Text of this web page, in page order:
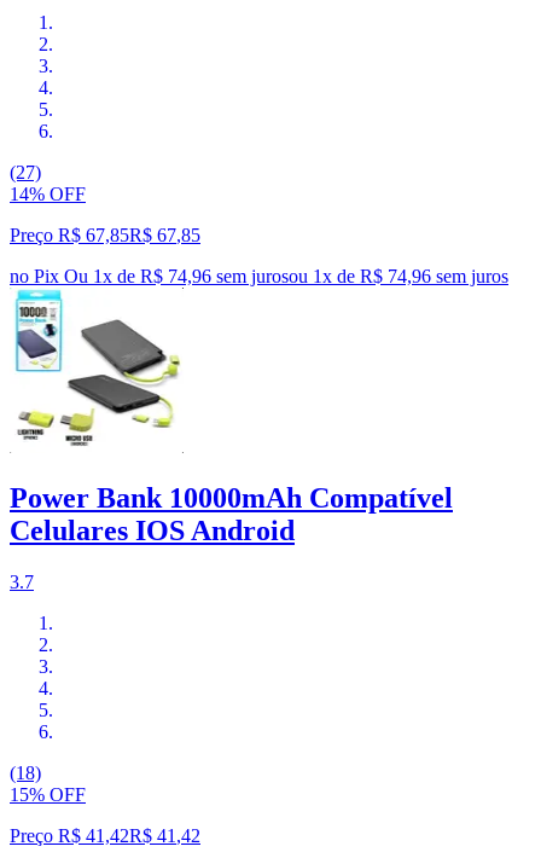
(27)
14% OFF
Preço R$ 67,85R$ 67,85
no Pix Ou 1x de R$ 74,96 sem jurosou 1x de R$ 74,96 sem juros
Power Bank 10000mAh Compatível
Celulares IOS Android
3.7
(18)
15% OFF
Preço R$ 41,42R$ 41 ,42